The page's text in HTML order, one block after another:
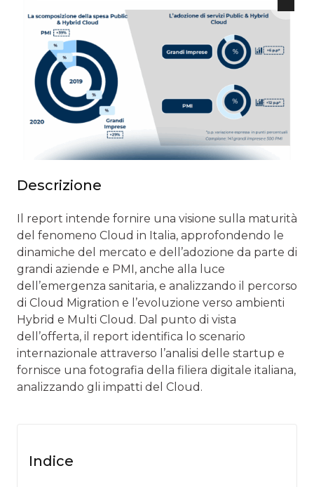
Descrizione
Il report intende fornire una visione sulla maturità
del fenomeno Cloud in Italia, approfondendo le
dinamiche del mercato e dell’adozione da parte di
grandi aziende e PMI, anche alla luce
dell’emergenza sanitaria, e analizzando il percorso
di Cloud Migration e l’evoluzione verso ambienti
Hybrid e Multi Cloud. Dal punto di vista
dell’offerta, il report identifica lo scenario
internazionale attraverso l’analisi delle startup e
fornisce una fotografia della filiera digitale italiana,
analizzando gli impatti del Cloud.
Indice